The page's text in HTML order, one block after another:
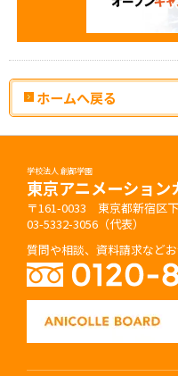
ホームへ戻る
学校法人 創都学園
東京アニメーション
〒161-0033 東京都新宿区
03-5332-3056（代表）
質問や相談、資料請求など